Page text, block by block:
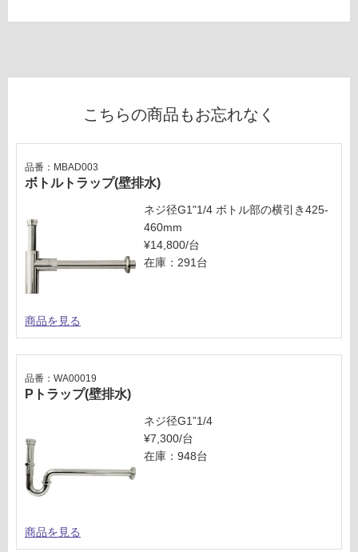
賃
こちらの商品もお忘れなく
ボトルトラップ(壁排水)
品番：MBAD003
ネジ径G1"1/4 ボトル部の横引き425-
460mm
¥14,800/台
在庫：291台
商品を見る
Pトラップ(壁排水)
品番：WA00019
ネジ径G1”1/4
¥7,300/台
在庫：948台
商品を見る